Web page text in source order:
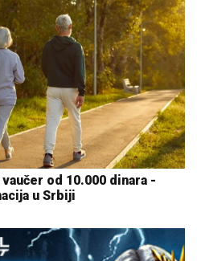
od 10.000 dinara -
u Srbiji